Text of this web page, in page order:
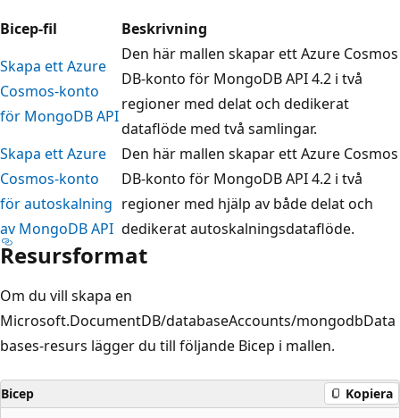
Bicep-fil
Beskrivning
Skapa ett Azure
Cosmos-konto
för MongoDB API
Den här mallen skapar ett Azure Cosmos
DB-konto för MongoDB API 4.2 i två
regioner med delat och dedikerat
dataflöde med två samlingar.
Skapa ett Azure
Cosmos-konto
för autoskalning
av MongoDB API
Den här mallen skapar ett Azure Cosmos
DB-konto för MongoDB API 4.2 i två
regioner med hjälp av både delat och
dedikerat autoskalningsdataflöde.
Resursformat
Om du vill skapa en
Microsoft.DocumentDB/databaseAccounts/mongodbData
bases-resurs lägger du till följande Bicep i mallen.
Bicep Kopiera